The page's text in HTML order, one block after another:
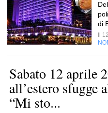
di
Il
Sabato 12 aprile
all’estero sfugge
“Mi sto...